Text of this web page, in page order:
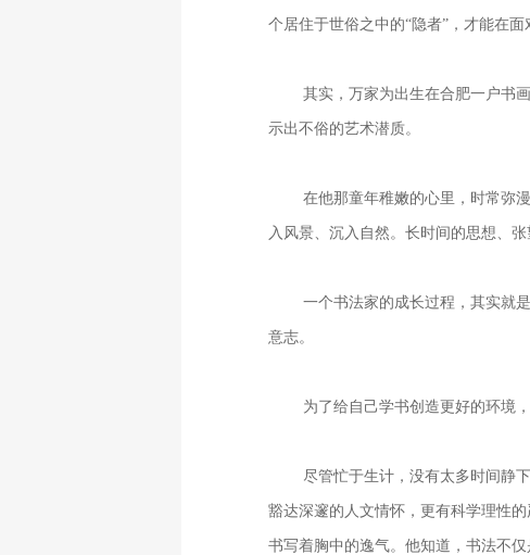
个居住于世俗之中的“隐者”，才能在
其实，万家为出生在合肥一户书
示出不俗的艺术潜质。
在他那童年稚嫩的心里，时常弥
入风景、沉入自然。长时间的思想、
一个书法家的成长过程，其实就
意志。
为了给自己学书创造更好的环境
尽管忙于生计，没有太多时间静
豁达深邃的人文情怀，更有科学理性
书写着胸中的逸气。他知道，书法不仅